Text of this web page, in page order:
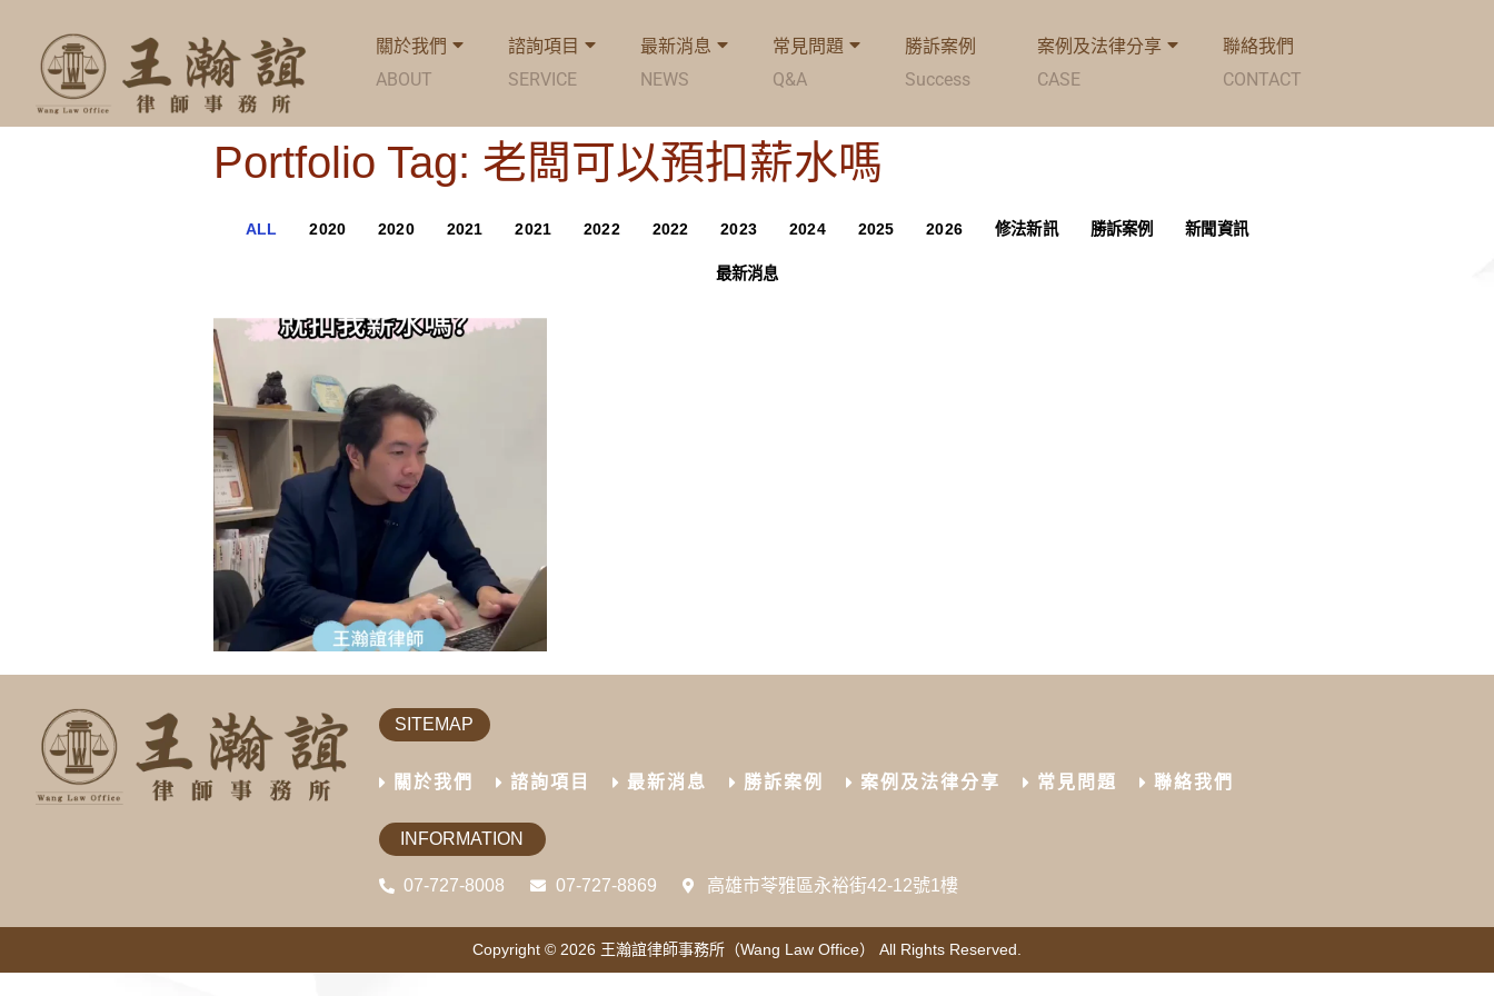
關於我們
ABOUT
諮詢項目
SERVICE
最新消息
NEWS
常見問題
Q&A
勝訴案例
Success
案例及法律分享
CASE
聯絡我們
CONTACT
Portfolio Tag: 老闆可以預扣薪水嗎
ALL 2020 2020 2021 2021 2022 2022 2023 2024 2025 2026 修法新訊 勝訴案例 新聞資訊
最新消息
SITEMAP
關於我們 諮詢項目 最新消息 勝訴案例 案例及法律分享 常見問題 聯絡我們
INFORMATION
07-727-8008 07-727-8869 高雄市苓雅區永裕街42-12號1樓
Copyright © 2026 王瀚誼律師事務所（Wang Law Office） All Rights Reserved.